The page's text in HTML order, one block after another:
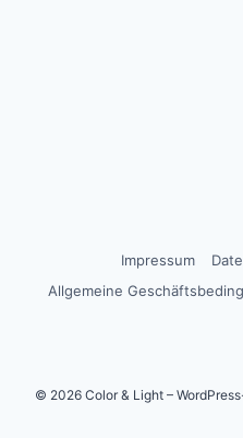
Impressum
Allgemeine
© 2026 Color & Light –